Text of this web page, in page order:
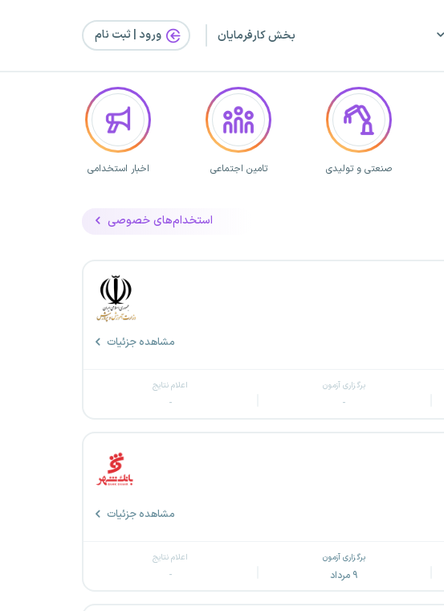
بخش کارفرمایان ورود | ثبت‌ نام
صنعتی و تولیدی تامین اجتماعی اخبار استخدامی
استخدام‌های خصوصی
مشاهده جزئیات
برگزاری آزمون
-
اعلام نتایج
-
مشاهده جزئیات
برگزاری آزمون
۹ مرداد
اعلام نتایج
-